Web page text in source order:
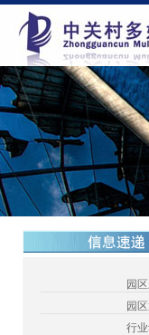
园
园
行